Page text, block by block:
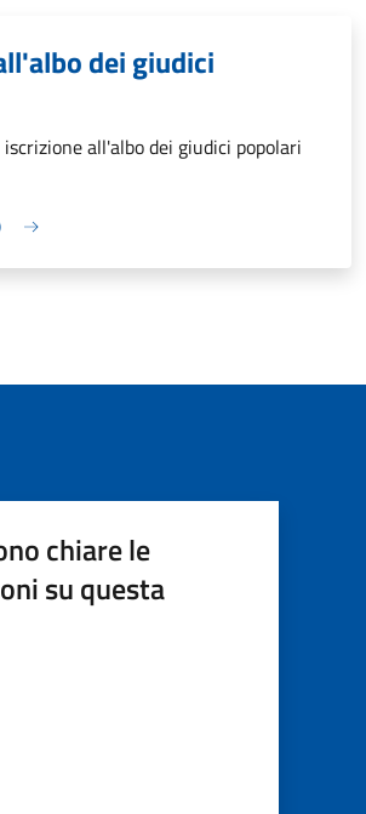
dei giudici
all'albo dei giudici popolari
chiare le
su questa